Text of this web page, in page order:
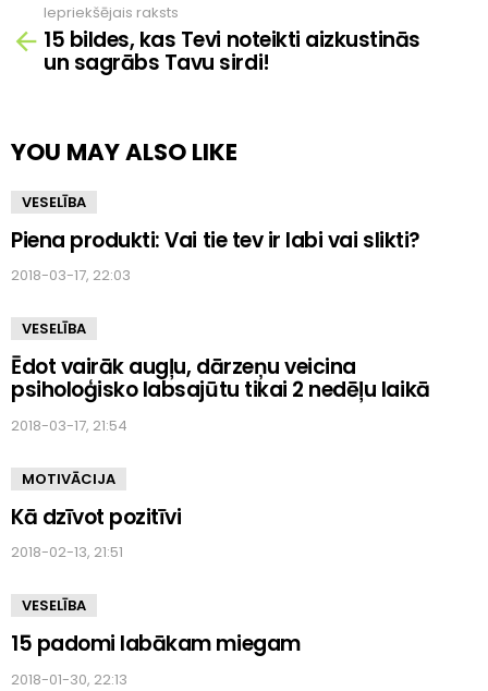
Skatīt
vairāk
Iepriekšējais raksts
15 bildes, kas Tevi noteikti aizkustinās
un sagrābs Tavu sirdi!
YOU MAY ALSO LIKE
VESELĪBA
Piena produkti: Vai tie tev ir labi vai slikti?
2018-03-17, 22:03
VESELĪBA
Ēdot vairāk augļu, dārzeņu veicina
psiholoģisko labsajūtu tikai 2 nedēļu laikā
2018-03-17, 21:54
MOTIVĀCIJA
Kā dzīvot pozitīvi
2018-02-13, 21:51
VESELĪBA
15 padomi labākam miegam
2018-01-30, 22:13